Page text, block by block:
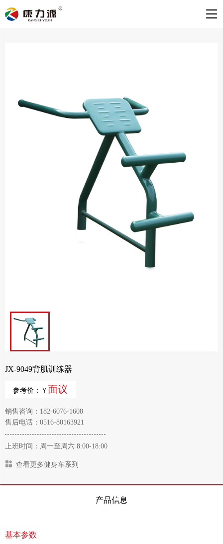
JX-9049背肌训练器
参考价：￥ 面议
销售咨询：182-6076-1608
售后电话：0516-80163921
上班时间：周一至周六 8:00-18:00
查看更多健身车系列
产品信息
基本参数